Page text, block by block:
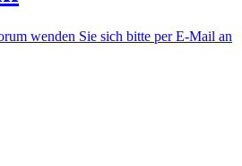
wenden Sie sich bitte per E-Mail an